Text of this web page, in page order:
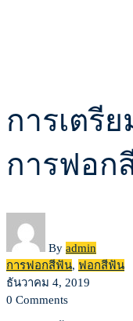
การเต
รี
ตัว
ก่อน
เข้า
การเตรี
การฟอก
By admin
การฟอกสีฟัน, ฟอกสีฟัน
ธันวาคม 4, 2019
0 Comments